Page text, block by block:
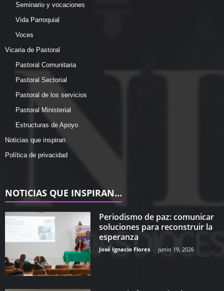
Seminario y vocaciones
Vida Parroquial
Voces
Vicaria de Pastoral
Pastoral Comunitaria
Pastoral Sectorial
Pastoral de los servicios
Pastoral Ministerial
Estructuras de Apoyo
Noticias que inspiran
Política de privacidad
NOTICIAS QUE INSPIRAN...
Periodismo de paz: comunicar
soluciones para reconstruir la
esperanza
José Ignacio Flores - junio 19, 2026